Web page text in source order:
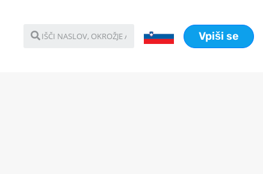
Vpiši se